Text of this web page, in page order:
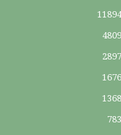
11894
4809
2897
1676
1368
783